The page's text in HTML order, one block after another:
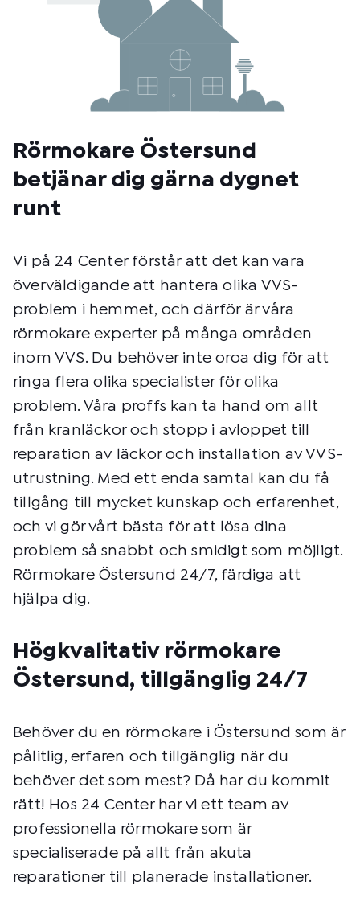
Rörmokare Östersund
betjänar dig gärna dygnet
runt
Vi på 24 Center förstår att det kan vara
överväldigande att hantera olika VVS-
problem i hemmet, och därför är våra
rörmokare experter på många områden
inom VVS. Du behöver inte oroa dig för att
ringa flera olika specialister för olika
problem. Våra proffs kan ta hand om allt
från kranläckor och stopp i avloppet till
reparation av läckor och installation av VVS-
utrustning. Med ett enda samtal kan du få
tillgång till mycket kunskap och erfarenhet,
och vi gör vårt bästa för att lösa dina
problem så snabbt och smidigt som möjligt.
Rörmokare Östersund 24/7, färdiga att
hjälpa dig.
Högkvalitativ rörmokare
Östersund, tillgänglig 24/7
Behöver du en rörmokare i Östersund som är
pålitlig, erfaren och tillgänglig när du
behöver det som mest? Då har du kommit
rätt! Hos 24 Center har vi ett team av
professionella rörmokare som är
specialiserade på allt från akuta
reparationer till planerade installationer.